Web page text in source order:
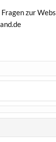
zur